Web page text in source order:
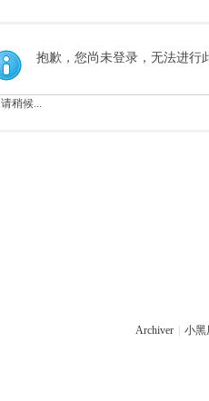
抱歉，您尚未登录，无法进行
请稍候...
Archiver 小黑